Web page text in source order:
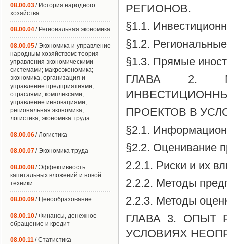
РЕГИОНОВ.
§1.1.
§1.2.
§1.3. Прямые
ГЛАВА 2.
ПРОЕКТОВ В
§2.1.
§2.2. Оценивание
2.2.1. Риски и их
2.2.2. Методы
2.2.3. Методы
ГЛАВА 3. ОПЫТ
УСЛОВИЯХ
08.00.03/ История народного
хозяйства
08.00.04/ Региональная экономика
08.00.05/ Экономика и управление
народным хозяйством: теория
управления экономическими
системами; макроэкономика;
экономика, организация и
управление предприятиями,
отраслями, комплексами;
управление инновациями;
региональная экономика;
логистика; экономика труда
08.00.06/ Логистика
08.00.07/ Экономика труда
08.00.08/ Эффективность
капитальных вложений и новой
техники
08.00.09/ Ценообразование
08.00.10/ Финансы, денежное
обращение и кредит
08.00.11/ Статистика